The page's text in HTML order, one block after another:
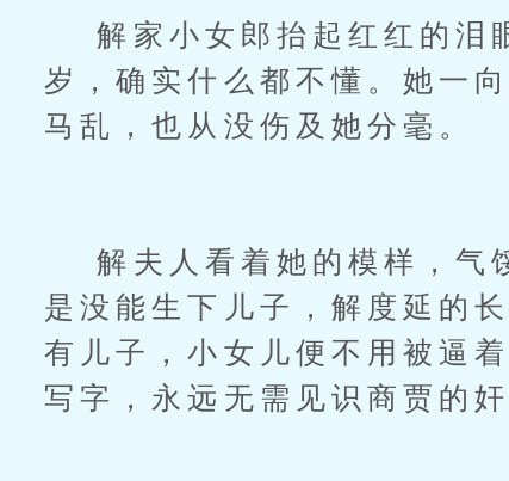
解家小女郎抬起红红的泪
岁，确实什么都不懂。她一
马乱，也从没伤及她分毫。
解夫人看着她的模样，气
是没能生下儿子，解度延的
有儿子，小女儿便不用被逼
写字，永远无需见识商贾的奸